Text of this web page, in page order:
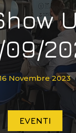
Novembre 2023
EVENTI